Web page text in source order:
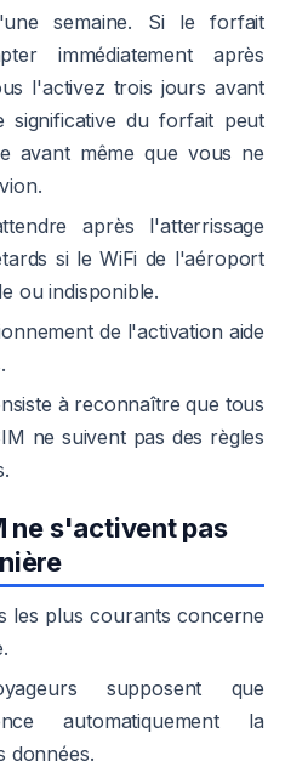
semaine. Si le forfait
immédiatement après
l'activez trois jours avant
significative du forfait peut
avant même que vous ne
après l'atterrissage
si le WiFi de l'aéroport
ou indisponible.
de l'activation aide
à reconnaître que tous
ne suivent pas des règles
ne s'activent pas
les plus courants concerne
supposent que
automatiquement la
données.